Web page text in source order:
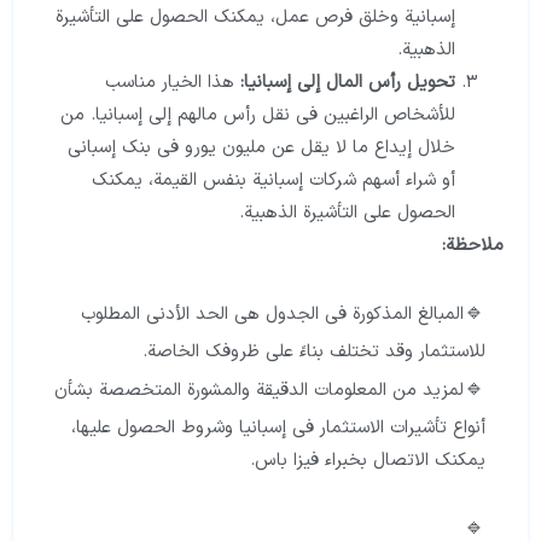
إسبانية وخلق فرص عمل، يمكنك الحصول على التأشيرة
الذهبية.
تحويل رأس المال إلى إسبانيا: هذا الخيار مناسب
للأشخاص الراغبين في نقل رأس مالهم إلى إسبانيا. من
خلال إيداع ما لا يقل عن مليون يورو في بنك إسباني
أو شراء أسهم شركات إسبانية بنفس القيمة، يمكنك
الحصول على التأشيرة الذهبية.
ملاحظة:
المبالغ المذكورة في الجدول هي الحد الأدنى المطلوب
للاستثمار وقد تختلف بناءً على ظروفك الخاصة.
لمزيد من المعلومات الدقيقة والمشورة المتخصصة بشأن
أنواع تأشيرات الاستثمار في إسبانيا وشروط الحصول عليها،
يمكنك الاتصال بخبراء فيزا باس.